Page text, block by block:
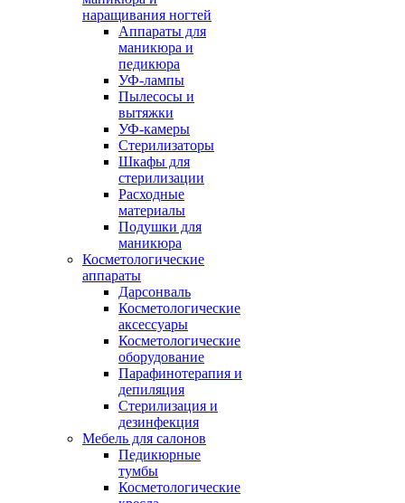
наращивания ногтей
Аппараты для
маникюра и
педикюра
УФ-лампы
Пылесосы и
вытяжки
УФ-камеры
Стерилизаторы
Шкафы для
стерилизации
Расходные
материалы
Подушки для
маникюра
Косметологические
аппараты
Дарсонваль
Косметологические
аксессуары
Косметологические
оборудование
Парафинотерапия и
депиляция
Стерилизация и
дезинфекция
Мебель для салонов
Педикюрные
тумбы
Косметологические